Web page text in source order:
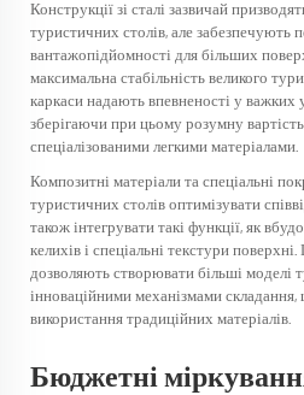
Конструкції зі сталі зазвичай
туристичних столів, але забезпечують
вантажопідйомності для більших
максимальна стабільність великого
каркаси надають впевненості у важких
зберігаючи при цьому розумну
спеціалізованими легкими матеріалами.
Композитні матеріали та спеціальні
туристичних столів оптимізувати
також інтегрувати такі функції, як
келихів і спеціальні текстури
дозволяють створювати більші моделі
інноваційними механізмами
використання традиційних матеріалів.
Бюджетні